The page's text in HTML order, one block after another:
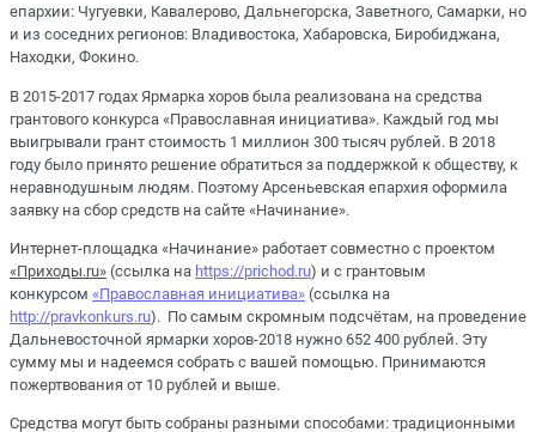
епархии: Чугуевки, Кавалерово, Дальнегорска, Заветного, Самарки, но
и из соседних регионов: Владивостока, Хабаровска, Биробиджана,
Находки, Фокино.
В 2015-2017 годах Ярмарка хоров была реализована на средства
грантового конкурса «Православная инициатива». Каждый год мы
выигрывали грант стоимость 1 миллион 300 тысяч рублей. В 2018
году было принято решение обратиться за поддержкой к обществу, к
неравнодушным людям. Поэтому Арсеньевская епархия оформила
заявку на сбор средств на сайте «Начинание».
Интернет-площадка «Начинание» работает совместно с проектом
«Приходы.ru» (ссылка на https://prichod.ru) и с грантовым
конкурсом «Православная инициатива» (ссылка на
http://pravkonkurs.ru). По самым скромным подсчётам, на проведение
Дальневосточной ярмарки хоров-2018 нужно 652 400 рублей. Эту
сумму мы и надеемся собрать с вашей помощью. Принимаются
пожертвования от 10 рублей и выше.
Средства могут быть собраны разными способами: традиционными